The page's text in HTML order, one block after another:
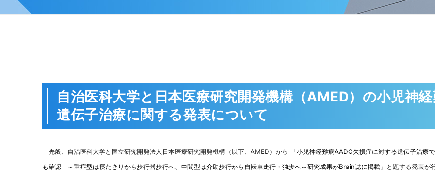
自治医科大学と日本医療研究開発機構（AMED）の小児神
遺伝子治療に関する発表について
先般、自治医科大学と国立研究開発法人日本医療研究開発機構（以下、AMED）から 「小児神経難病AADC欠損症に対する遺伝子治療
も確認 ～重症型は寝たきりから歩行器歩行へ、中間型は介助歩行から自転車走行・独歩へ～研究成果がBrain誌に掲載」 と題する発表が